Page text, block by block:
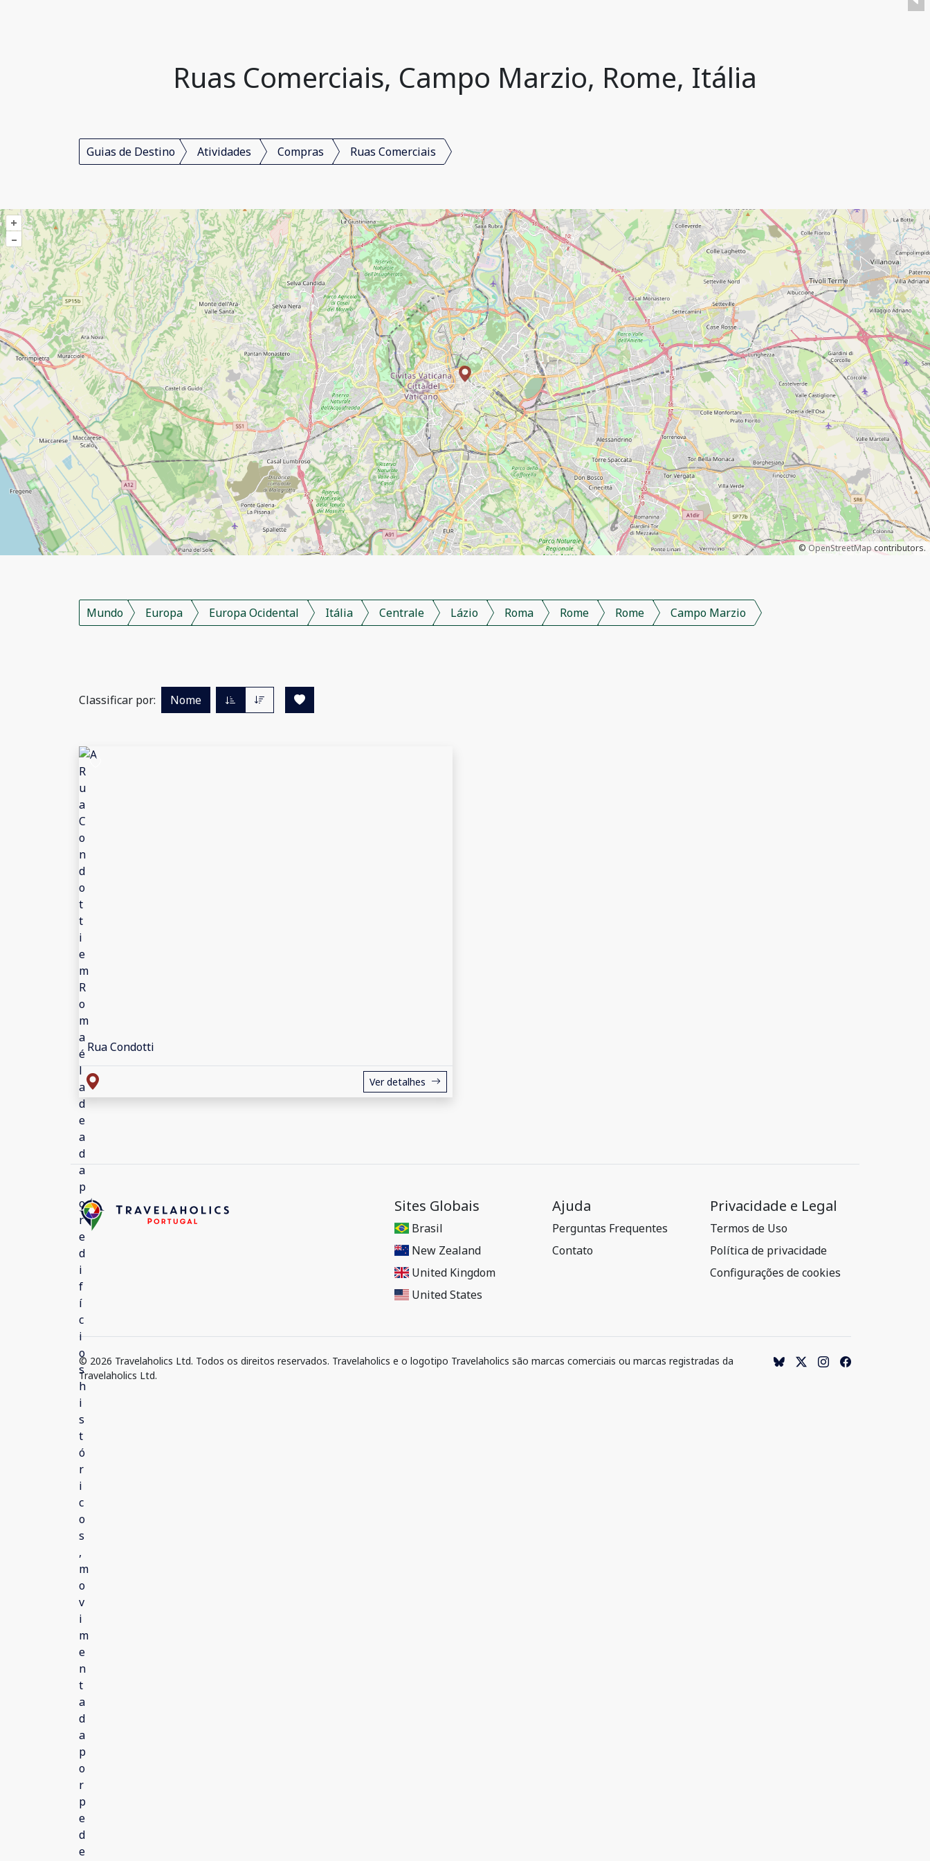
Ruas Comerciais, Campo Marzio, Rome, Itália
Guias de Destino Atividades Compras Ruas Comerciais
+
–
© OpenStreetMapcontributors.
Mundo Europa Europa Ocidental Itália Centrale Lázio Roma Rome Rome Campo Marzio
Classificar por: Nome
Rua Condotti
Ver detalhes
Sites Globais
Brasil
New Zealand
United Kingdom
United States
Ajuda
Perguntas Frequentes
Contato
Privacidade e Legal
Termos de Uso
Política de privacidade
Configurações de cookies
© 2026 Travelaholics Ltd. Todos os direitos reservados. Travelaholics e o logotipo Travelaholics são marcas comerciais ou marcas registradas da
Travelaholics Ltd.